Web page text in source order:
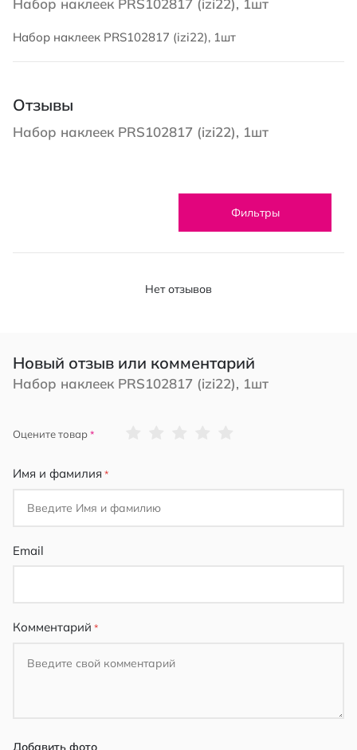
Набор наклеек PRS102817 (izi22), 1шт
Набор наклеек PRS102817 (izi22), 1шт
Отзывы
Набор наклеек PRS102817 (izi22), 1шт
Фильтры
Нет отзывов
Новый отзыв или комментарий
Набор наклеек PRS102817 (izi22), 1шт
Оцените товар
Имя и фамилия
Email
Комментарий
Добавить фото